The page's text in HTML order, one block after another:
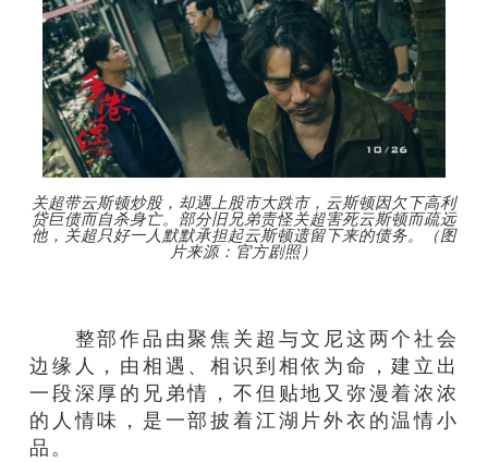
关超带云斯顿炒股，却遇上股市大跌市，云斯顿因欠下高利
贷巨债而自杀身亡。部分旧兄弟责怪关超害死云斯顿而疏远
他，关超只好一人默默承担起云斯顿遗留下来的债务。（图
片来源：官方剧照）
整部作品由聚焦关超与文尼这两个社会
边缘人，由相遇、相识到相依为命，建立出
一段深厚的兄弟情，不但贴地又弥漫着浓浓
的人情味，是一部披着江湖片外衣的温情小
品。